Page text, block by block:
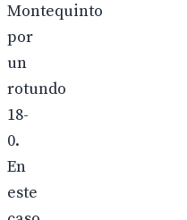
Montequinto
por
un
rotundo
18-
0.
En
este